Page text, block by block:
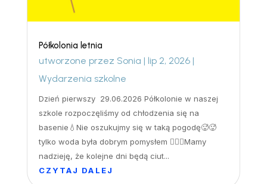
Półkolonia letnia
utworzone przez Sonia | lip 2, 2026|
Wydarzenia szkolne
Dzień pierwszy 29.06.2026 Półkolonie w naszej
szkole rozpoczęliśmy od chłodzenia się na
basenie💧Nie oszukujmy się w taką pogodę🥵🥵
tylko woda była dobrym pomysłem 🏊‍♀️🤽Mamy
nadzieję, że kolejne dni będą ciut...
CZYTAJ DALEJ